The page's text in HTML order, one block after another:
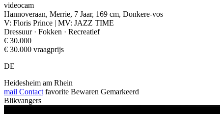
videocam
Hannoveraan, Merrie, 7 Jaar, 169 cm, Donkere-vos
V: Floris Prince | MV: JAZZ TIME
Dressuur · Fokken · Recreatief
€ 30.000
€ 30.000 vraagprijs
DE
Heidesheim am Rhein
mail Contact favorite Bewaren Gemarkeerd
Blikvangers